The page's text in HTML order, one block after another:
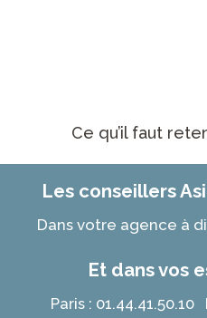
Ce qu’il faut
Les conseillers
Dans votre agence à
Et dans vos
Paris :